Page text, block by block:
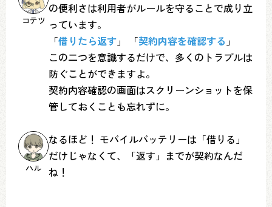
コテツ
の便利さは利用者がルールを守ることで成り立
っています。
「借りたら返す 」 「契約内容を確認する 」
この二つを意識するだけで、多くのトラブルは
防ぐことができますよ。
契約内容確認の画面はスクリーンショットを保
管しておくことも忘れずに。
ハル
なるほど！ モバイルバッテリーは「借りる」
だけじゃなくて、「返す」までが契約なんだ
ね！